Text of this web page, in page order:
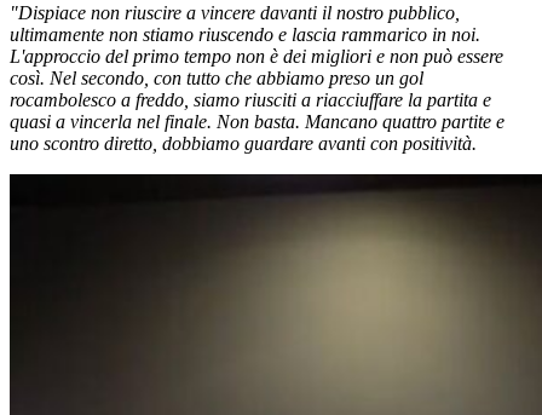
"Dispiace non riuscire a vincere davanti il nostro pubblico,
ultimamente non stiamo riuscendo e lascia rammarico in noi.
L'approccio del primo tempo non è dei migliori e non può essere
così. Nel secondo, con tutto che abbiamo preso un gol
rocambolesco a freddo, siamo riusciti a riacciuffare la partita e
quasi a vincerla nel finale. Non basta. Mancano quattro partite e
uno scontro diretto, dobbiamo guardare avanti con positività.